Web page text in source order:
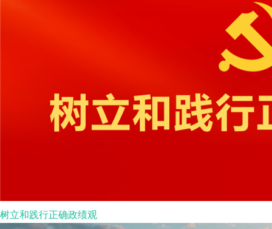
树立和践行正确政绩观